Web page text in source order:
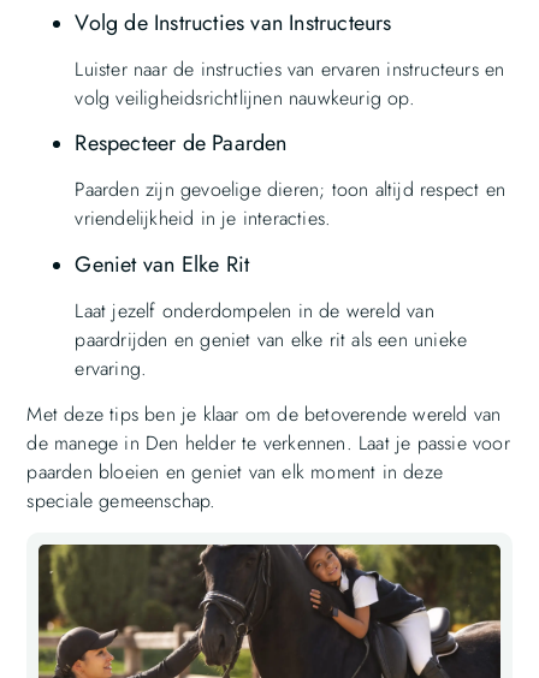
Volg de Instructies van Instructeurs
Luister naar de instructies van ervaren instructeurs en
volg veiligheidsrichtlijnen nauwkeurig op.
Respecteer de Paarden
Paarden zijn gevoelige dieren; toon altijd respect en
vriendelijkheid in je interacties.
Geniet van Elke Rit
Laat jezelf onderdompelen in de wereld van
paardrijden en geniet van elke rit als een unieke
ervaring.
Met deze tips ben je klaar om de betoverende wereld van
de manege in Den helder te verkennen. Laat je passie voor
paarden bloeien en geniet van elk moment in deze
speciale gemeenschap.